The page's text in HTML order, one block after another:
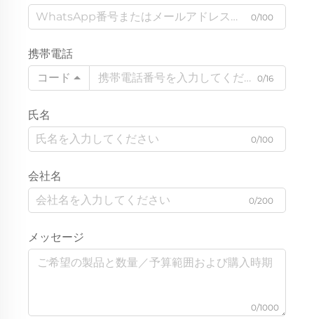
0/100
携帯電話
コード
0/16
氏名
0/100
会社名
0/200
メッセージ
0/1000